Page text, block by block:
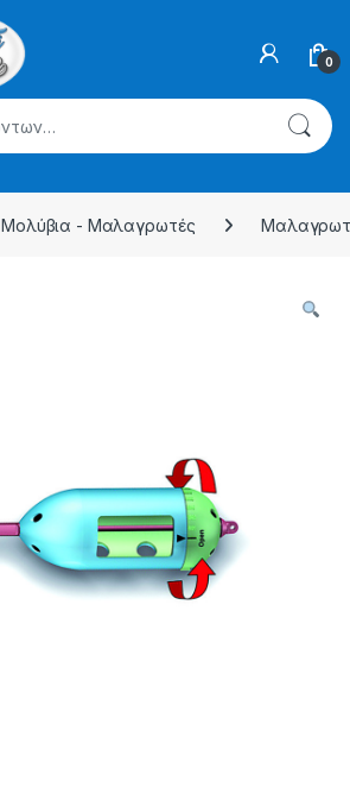
0
Μολύβια - Μαλαγρωτές